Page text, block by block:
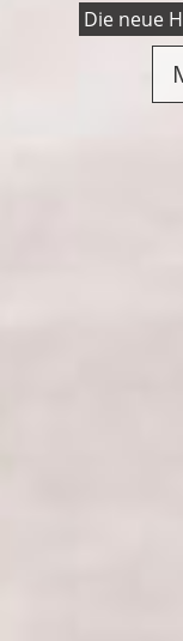
Die neue